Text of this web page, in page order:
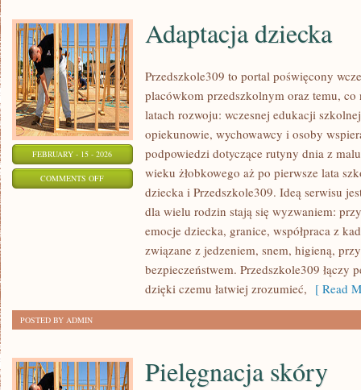
FEBRUARY - 15 - 2026
COMMENTS OFFON
ADAPTACJA
Adaptacja dziecka
Przedszkole309 to portal poświęcony
placówkom przedszkolnym oraz temu,
latach rozwoju: wczesnej edukacji
opiekunowie, wychowawcy i osoby
podpowiedzi dotyczące rutyny dnia z
wieku żłobkowego aż po pierwsze lata
dziecka i Przedszkole309. Ideą serwisu
dla wielu rodzin stają się wyzwaniem:
emocje dziecka, granice, współpraca z
związane z jedzeniem, snem, higieną,
bezpieczeństwem. Przedszkole309 łączy
dzięki czemu łatwiej zrozumieć, [ Read
POSTED BY ADMIN
Pielęgnacja skóry